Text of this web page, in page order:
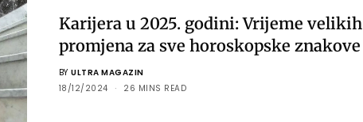
Karijera u 2025. godini: Vrijeme velikih
promjena za sve horoskopske znakove
BY ULTRA MAGAZIN
18/12/2024
26 MINS READ